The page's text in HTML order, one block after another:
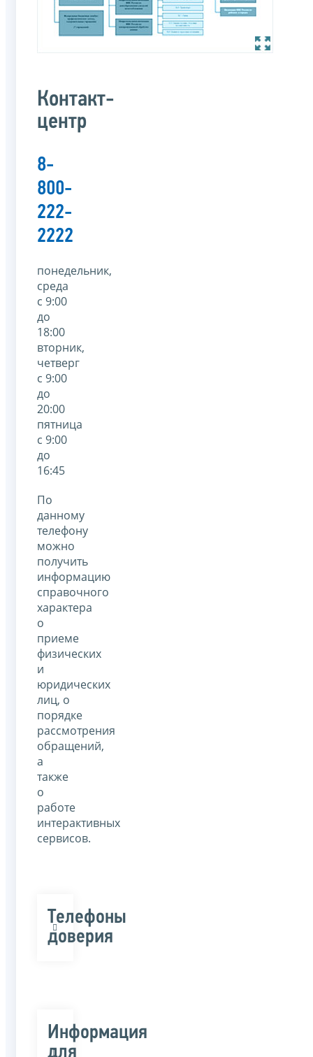
Контакт-
центр
8-
800-
222-
2222
понедельник,
среда
с 9:00
до
18:00
вторник,
четверг
с 9:00
до
20:00
пятница
с 9:00
до
16:45
По
данному
телефону
можно
получить
информацию
справочного
характера
о
приеме
физических
и
юридических
лиц, о
порядке
рассмотрения
обращений,
а
также
о
работе
интерактивных
сервисов.
Телефоны
доверия
Информация
для